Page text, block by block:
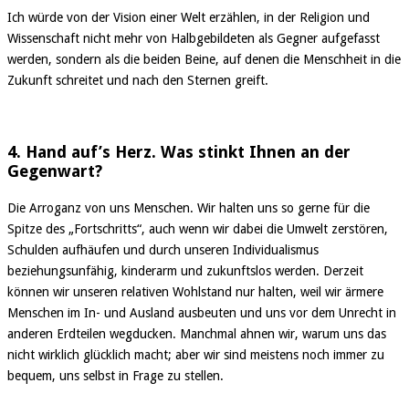
Ich würde von der Vision einer Welt erzählen, in der Religion und
Wissenschaft nicht mehr von Halbgebildeten als Gegner aufgefasst
werden, sondern als die beiden Beine, auf denen die Menschheit in die
Zukunft schreitet und nach den Sternen greift.
4. Hand auf’s Herz. Was stinkt Ihnen an der
Gegenwart?
Die Arroganz von uns Menschen. Wir halten uns so gerne für die
Spitze des „Fortschritts“, auch wenn wir dabei die Umwelt zerstören,
Schulden aufhäufen und durch unseren Individualismus
beziehungsunfähig, kinderarm und zukunftslos werden. Derzeit
können wir unseren relativen Wohlstand nur halten, weil wir ärmere
Menschen im In- und Ausland ausbeuten und uns vor dem Unrecht in
anderen Erdteilen wegducken. Manchmal ahnen wir, warum uns das
nicht wirklich glücklich macht; aber wir sind meistens noch immer zu
bequem, uns selbst in Frage zu stellen.